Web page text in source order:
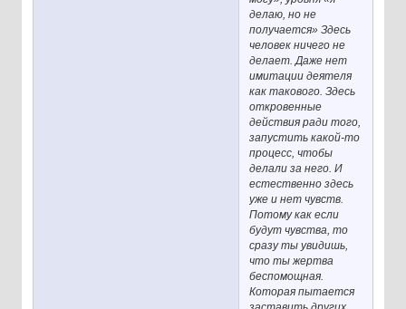
делаю, но не
получается» Здесь
человек ничего не
делает. Даже нет
имитации деятеля
как такового. Здесь
откровенные
действия ради того,
запустить какой-то
процесс, чтобы
делали за него. И
естественно здесь
уже и нет чувств.
Потому как если
будут чувства, то
сразу ты увидишь,
что ты жертва
беспомощная.
Которая пытается